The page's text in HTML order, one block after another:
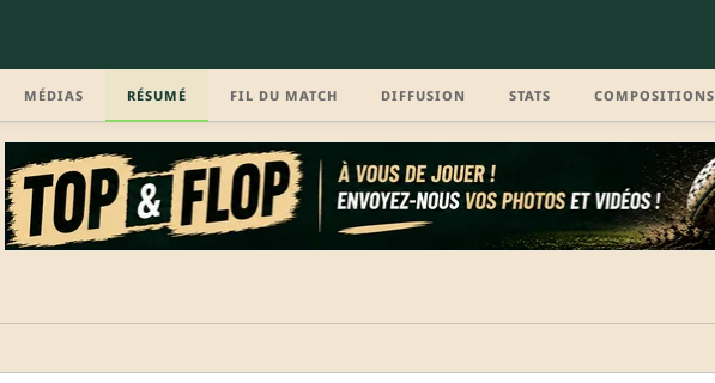
MÉDIAS RÉSUMÉ FIL DU MATCH DIFFUSION STATS COMPOSITIONS